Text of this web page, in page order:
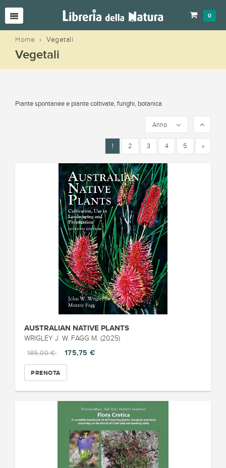
0
Home › Vegetali
Vegetali
Piante spontanee e piante coltivate, funghi, botanica
Anno
1 2 3 4 5 »
AUSTRALIAN NATIVE PLANTS
WRIGLEY J. W. FAGG M. (2025)
185,00 €
175,75 €
PRENOTA